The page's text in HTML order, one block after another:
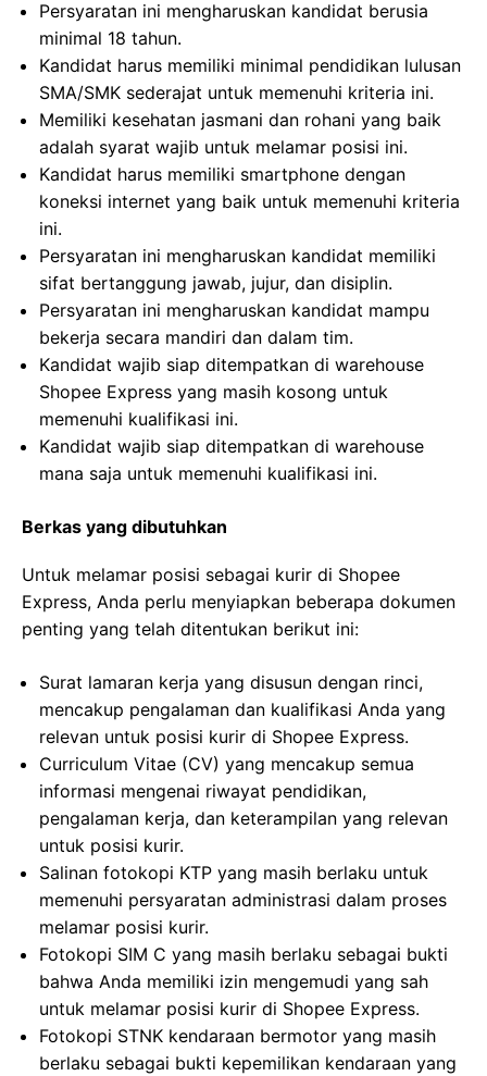
Persyaratan ini mengharuskan kandidat berusia
minimal 18 tahun.
Kandidat harus memiliki minimal pendidikan lulusan
SMA/SMK sederajat untuk memenuhi kriteria ini.
Memiliki kesehatan jasmani dan rohani yang baik
adalah syarat wajib untuk melamar posisi ini.
Kandidat harus memiliki smartphone dengan
koneksi internet yang baik untuk memenuhi kriteria
ini.
Persyaratan ini mengharuskan kandidat memiliki
sifat bertanggung jawab, jujur, dan disiplin.
Persyaratan ini mengharuskan kandidat mampu
bekerja secara mandiri dan dalam tim.
Kandidat wajib siap ditempatkan di warehouse
Shopee Express yang masih kosong untuk
memenuhi kualifikasi ini.
Kandidat wajib siap ditempatkan di warehouse
mana saja untuk memenuhi kualifikasi ini.
Berkas yang dibutuhkan
Untuk melamar posisi sebagai kurir di Shopee
Express, Anda perlu menyiapkan beberapa dokumen
penting yang telah ditentukan berikut ini:
Surat lamaran kerja yang disusun dengan rinci,
mencakup pengalaman dan kualifikasi Anda yang
relevan untuk posisi kurir di Shopee Express.
Curriculum Vitae (CV) yang mencakup semua
informasi mengenai riwayat pendidikan,
pengalaman kerja, dan keterampilan yang relevan
untuk posisi kurir.
Salinan fotokopi KTP yang masih berlaku untuk
memenuhi persyaratan administrasi dalam proses
melamar posisi kurir.
Fotokopi SIM C yang masih berlaku sebagai bukti
bahwa Anda memiliki izin mengemudi yang sah
untuk melamar posisi kurir di Shopee Express.
Fotokopi STNK kendaraan bermotor yang masih
berlaku sebagai bukti kepemilikan kendaraan yang